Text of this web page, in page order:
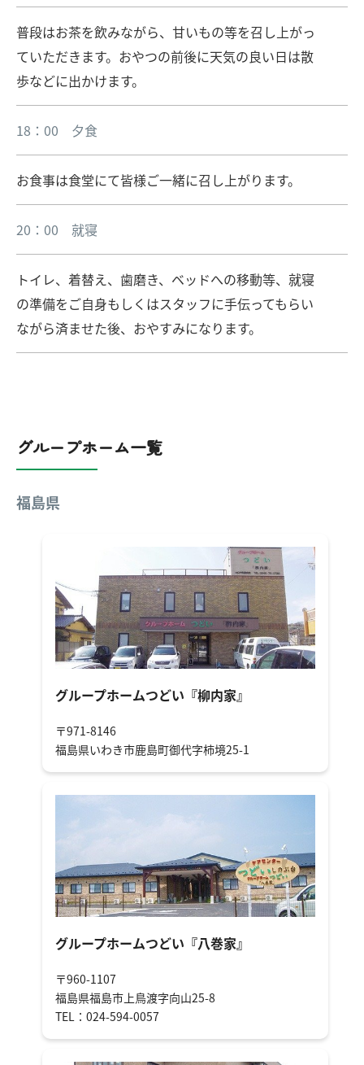
普段はお茶を飲みながら、甘いもの等を召し上がっ
ていただきます。おやつの前後に天気の良い日は散
歩などに出かけます。
18：00 夕食
お食事は食堂にて皆様ご一緒に召し上がります。
20：00 就寝
トイレ、着替え、歯磨き、ベッドへの移動等、就寝
の準備をご自身もしくはスタッフに手伝ってもらい
ながら済ませた後、おやすみになります。
グループホーム一覧
福島県
グループホームつどい『柳内家』
〒971-8146
福島県いわき市鹿島町御代字柿境25-1
グループホームつどい『八巻家』
〒960-1107
福島県福島市上鳥渡字向山25-8
TEL：024-594-0057